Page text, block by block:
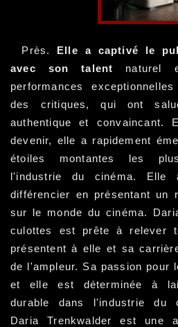
Près.
Elle a captivé le
avec son talent naturel
performances
des critiques, qui ont
authentique et convaincant.
devenir, elle a rapidement
étoiles montantes les
l'industrie du cinéma. Elle
différencier en présentant un
sur le monde du cinéma.
culottes est prête à relever
présentent à elle et sa
de l'ampleur. Sa passion pour
et elle est déterminée à
durable dans l'industrie du
Daria Trenkwalder est une